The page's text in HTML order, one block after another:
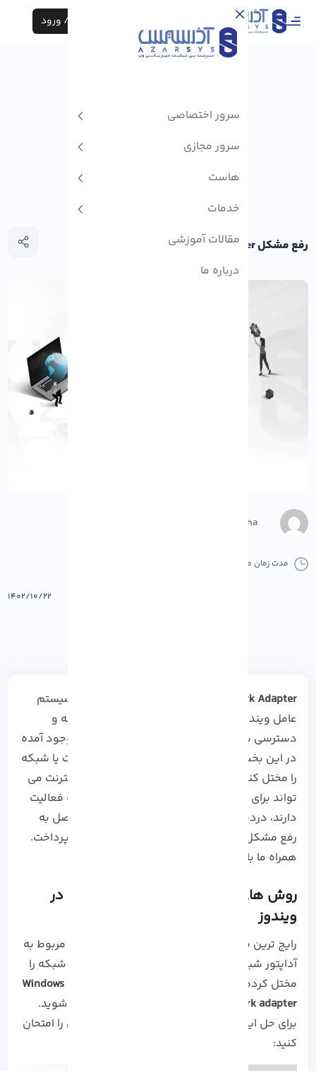
ثبت نام / ورود
سرور اختصاصی
سرور مجازی
هاست
خدمات
مقالات آموزشی
درباره ما
رفع مشکل network adapter در ویندوز
M.Gharepasha
مدت زمان مطالعه :
۱۴۰۲/۱۰/۲۲
Network Adapter
، قطعه سخت افزاری اختصاص سیستم
عامل ویندوز
که مسئولیت اتصال سیستم به شبکه و
دسترسی به اینترنت را برعهده دارد. مشکلات به وجود آمده
در این بخش ممکن است دسترسی شما به
اینترنت یا شبکه
را مختل کند. عدم اتصال به شبکه و کند بودن اینترنت می
تواند برای وب مستر ها و کاربرانی که در این حرفه فعالیت
دارند، دردسرساز باشد. در این آموزش به طور مفصل به
رفع مشکل network adapter در ویندوز خواهیم پرداخت.
همراه ما باشید.
روش های رفع مشکل network adapter در
ویندوز
رایج ترین مشکل عدم اتصال به اینترنت می تواند مربوط به
آداپتور شبکه باشد. این مشکل دسترسی شما به شبکه را
مختل کرده و به هنگام اتصال با خطای
Windows could not
find a driver for your network adapter
رو به رو شوید.
برای حل این مشکل می توانید روش های محتلفی را امتحان
کنید: